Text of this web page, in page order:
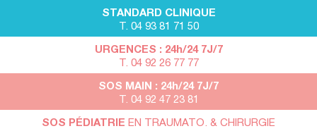
STANDARD CLINIQUE
T. 04 93 81 71 50
URGENCES : 24h/24 7J/7
T. 04 92 26 77 77
SOS MAIN : 24h/24 7J/7
T. 04 92 47 23 81
SOS PÉDIATRIE EN TRAUMATO. & CHIRURGIE